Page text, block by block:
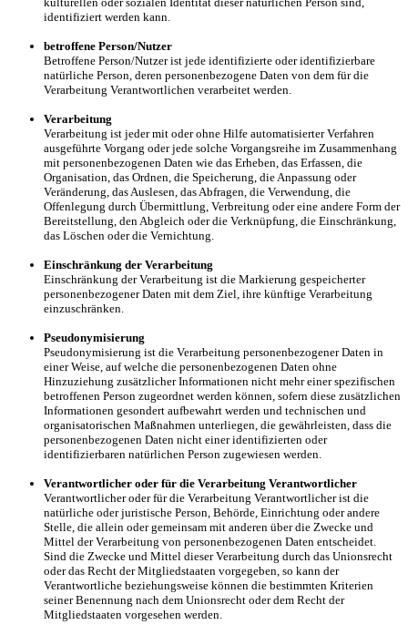
identifiziert werden kann.
betroffene Person/Nutzer
Betroffene Person/Nutzer ist jede identifizierte oder identifizierbare
natürliche Person, deren personenbezogene Daten von dem für die
Verarbeitung Verantwortlichen verarbeitet werden.
Verarbeitung
Verarbeitung ist jeder mit oder ohne Hilfe automatisierter Verfahren
ausgeführte Vorgang oder jede solche Vorgangsreihe im Zusammenhang
mit personenbezogenen Daten wie das Erheben, das Erfassen, die
Organisation, das Ordnen, die Speicherung, die Anpassung oder
Veränderung, das Auslesen, das Abfragen, die Verwendung, die
Offenlegung durch Übermittlung, Verbreitung oder eine andere Form der
Bereitstellung, den Abgleich oder die Verknüpfung, die Einschränkung,
das Löschen oder die Vernichtung.
Einschränkung der Verarbeitung
Einschränkung der Verarbeitung ist die Markierung gespeicherter
personenbezogener Daten mit dem Ziel, ihre künftige Verarbeitung
einzuschränken.
Pseudonymisierung
Pseudonymisierung ist die Verarbeitung personenbezogener Daten in
einer Weise, auf welche die personenbezogenen Daten ohne
Hinzuziehung zusätzlicher Informationen nicht mehr einer spezifischen
betroffenen Person zugeordnet werden können, sofern diese zusätzlichen
Informationen gesondert aufbewahrt werden und technischen und
organisatorischen Maßnahmen unterliegen, die gewährleisten, dass die
personenbezogenen Daten nicht einer identifizierten oder
identifizierbaren natürlichen Person zugewiesen werden.
Verantwortlicher oder für die Verarbeitung Verantwortlicher
Verantwortlicher oder für die Verarbeitung Verantwortlicher ist die
natürliche oder juristische Person, Behörde, Einrichtung oder andere
Stelle, die allein oder gemeinsam mit anderen über die Zwecke und
Mittel der Verarbeitung von personenbezogenen Daten entscheidet.
Sind die Zwecke und Mittel dieser Verarbeitung durch das Unionsrecht
oder das Recht der Mitgliedstaaten vorgegeben, so kann der
Verantwortliche beziehungsweise können die bestimmten Kriterien
seiner Benennung nach dem Unionsrecht oder dem Recht der
Mitgliedstaaten vorgesehen werden.